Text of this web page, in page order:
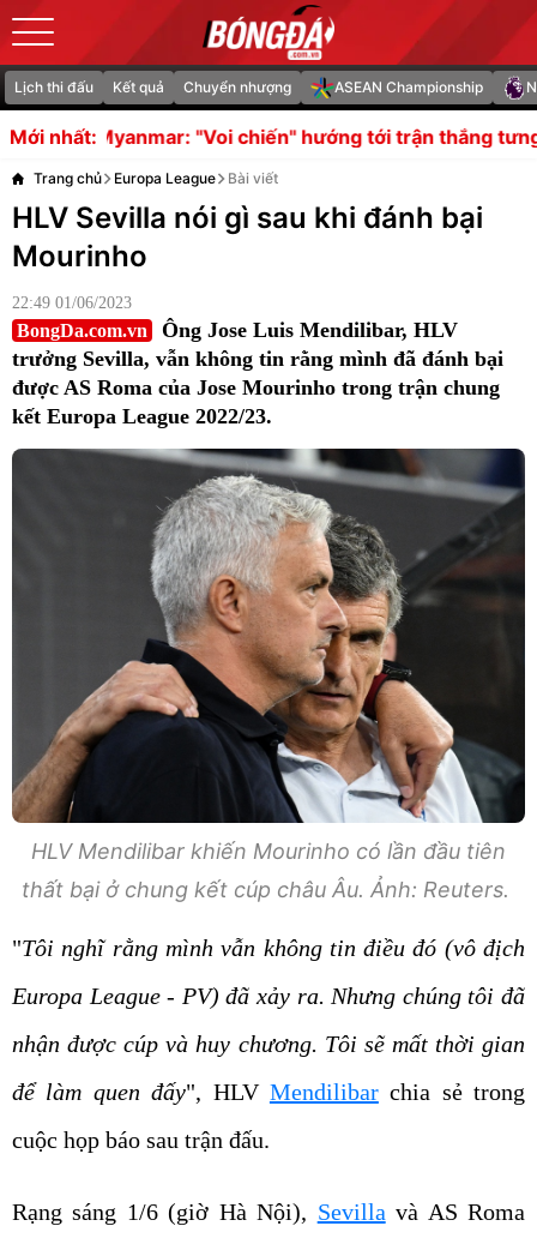
Lịch thi đấu Kết quả Chuyển nhượng ASEAN Championship
Mới nhất:
"Voi chiến" hướng tới trận thắng tưng bừng Gavi giữ
Trang chủ Europa League Bài viết
HLV Sevilla nói gì sau khi đánh bại
Mourinho
22:49 01/06/2023
BongDa.com.vn
Ông Jose Luis Mendilibar, HLV
trưởng Sevilla, vẫn không tin rằng mình đã đánh bại
được AS Roma của Jose Mourinho trong trận chung
kết Europa League 2022/23.
HLV Mendilibar khiến Mourinho có lần đầu tiên
thất bại ở chung kết cúp châu Âu. Ảnh: Reuters.
"Tôi nghĩ rằng mình vẫn không tin điều đó (vô địch
Europa League - PV) đã xảy ra. Nhưng chúng tôi đã
nhận được cúp và huy chương. Tôi sẽ mất thời gian
để làm quen đấy", HLV Mendilibarchia sẻ trong
cuộc họp báo sau trận đấu.
Rạng sáng 1/6 (giờ Hà Nội), Sevilla và AS Roma